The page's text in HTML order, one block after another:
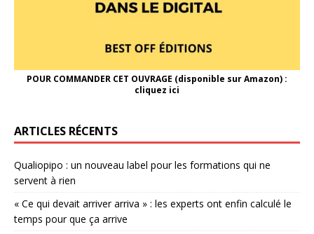
POUR COMMANDER CET OUVRAGE (disponible sur Amazon) :
cliquez ici
ARTICLES RÉCENTS
Qualiopipo : un nouveau label pour les formations qui ne
servent à rien
« Ce qui devait arriver arriva » : les experts ont enfin calculé le
temps pour que ça arrive